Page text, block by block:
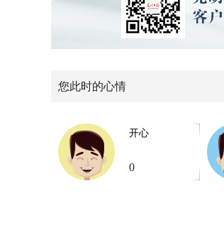
您此时的心情
开心
0